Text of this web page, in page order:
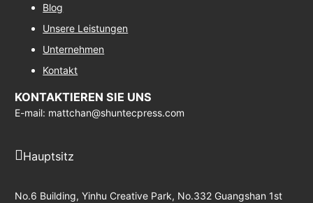
Blog
Unsere Leistungen
Unternehmen
Kontakt
KONTAKTIEREN SIE UNS
E-mail: mattchan@shuntecpress.com
Hauptsitz
No.6 Building, Yinhu Creative Park, No.332 Guangshan 1st